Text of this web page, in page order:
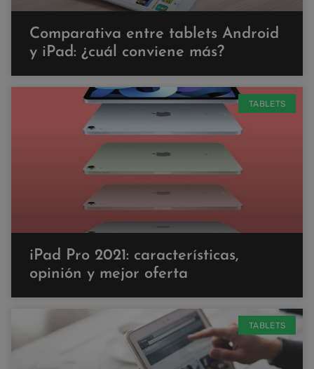
Comparativa entre tablets Android
y iPad: ¿cuál conviene más?
TABLETS
iPad Pro 2021: características,
opinión y mejor oferta
TABLETS